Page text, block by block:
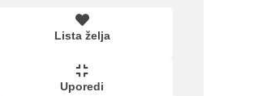
Lista želja
Uporedi